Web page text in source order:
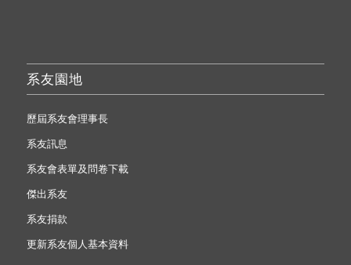
系友園地
歷屆系友會理事長
系友訊息
系友會表單及問卷下載
傑出系友
系友捐款
更新系友個人基本資料